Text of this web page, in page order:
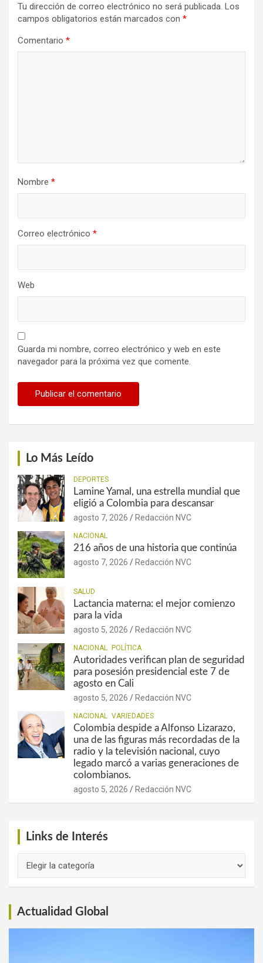
Tu dirección de correo electrónico no será publicada. Los
campos obligatorios están marcados con *
Comentario *
Nombre *
Correo electrónico *
Web
Guarda mi nombre, correo electrónico y web en este
navegador para la próxima vez que comente.
Lo Más Leído
DEPORTES
Lamine Yamal, una estrella mundial que
eligió a Colombia para descansar
agosto 7, 2026 Redacción NVC
NACIONAL
216 años de una historia que continúa
agosto 7, 2026 Redacción NVC
SALUD
Lactancia materna: el mejor comienzo
para la vida
agosto 5, 2026 Redacción NVC
NACIONAL POLÍTICA
Autoridades verifican plan de seguridad
para posesión presidencial este 7 de
agosto en Cali
agosto 5, 2026 Redacción NVC
NACIONAL VARIEDADES
Colombia despide a Alfonso Lizarazo,
una de las figuras más recordadas de la
radio y la televisión nacional, cuyo
legado marcó a varias generaciones de
colombianos.
agosto 5, 2026 Redacción NVC
Links de Interés
Actualidad Global